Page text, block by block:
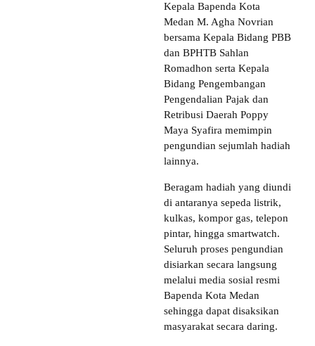
Kepala Bapenda Kota
Medan M. Agha Novrian
bersama Kepala Bidang PBB
dan BPHTB Sahlan
Romadhon serta Kepala
Bidang Pengembangan
Pengendalian Pajak dan
Retribusi Daerah Poppy
Maya Syafira memimpin
pengundian sejumlah hadiah
lainnya.
Beragam hadiah yang diundi
di antaranya sepeda listrik,
kulkas, kompor gas, telepon
pintar, hingga smartwatch.
Seluruh proses pengundian
disiarkan secara langsung
melalui media sosial resmi
Bapenda Kota Medan
sehingga dapat disaksikan
masyarakat secara daring.